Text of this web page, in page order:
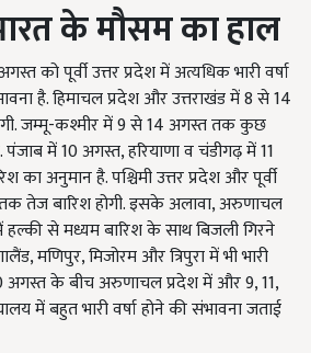
के मौसम का हाल
को पूर्वी उत्तर प्रदेश में अत्यधिक भारी वर्षा
है. हिमाचल प्रदेश और उत्तराखंड में 8 से 14
जम्मू-कश्मीर में 9 से 14 अगस्त तक कुछ
पंजाब में 10 अगस्त, हरियाणा व चंडीगढ़ में 11
का अनुमान है. पश्चिमी उत्तर प्रदेश और पूर्वी
तक तेज बारिश होगी. इसके अलावा, अरुणाचल
से मध्यम बारिश के साथ बिजली गिरने
मणिपुर, मिजोरम और त्रिपुरा में भी भारी
अगस्त के बीच अरुणाचल प्रदेश में और 9, 11,
में बहुत भारी वर्षा होने की संभावना जताई